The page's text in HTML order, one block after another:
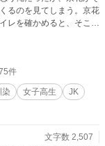
るのを見てしまう。京花
レを確かめると、そこに
件
染 女子高生
JK
文字数 2,507